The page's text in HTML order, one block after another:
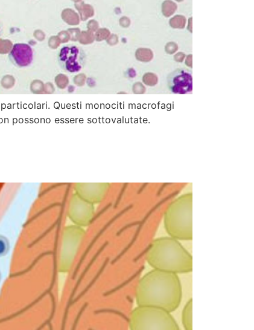
Questi monociti macrofagi
possono essere sottovalutate.